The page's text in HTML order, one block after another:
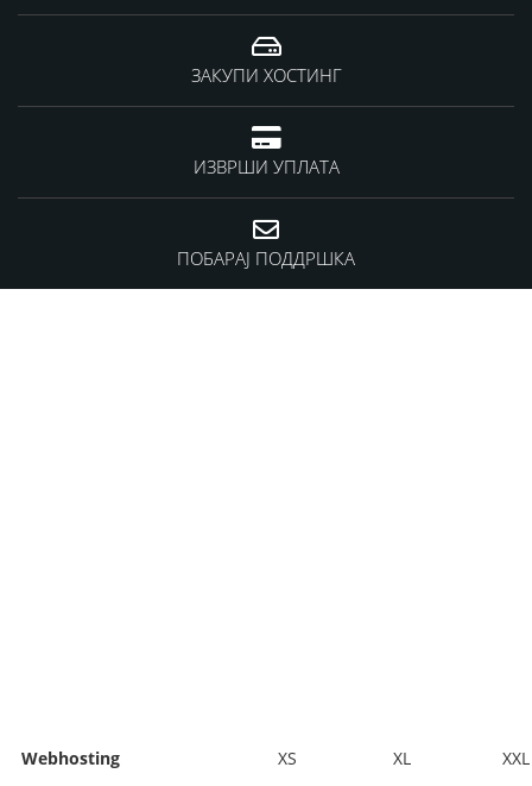
ЗАКУПИ ХОСТИНГ
ИЗВРШИ УПЛАТА
ПОБАРАЈ ПОДДРШКА
Webhosting XS XL
XXL